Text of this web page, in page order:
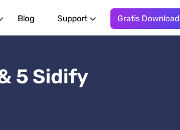
Blog Support Gratis Download
5 Sidify